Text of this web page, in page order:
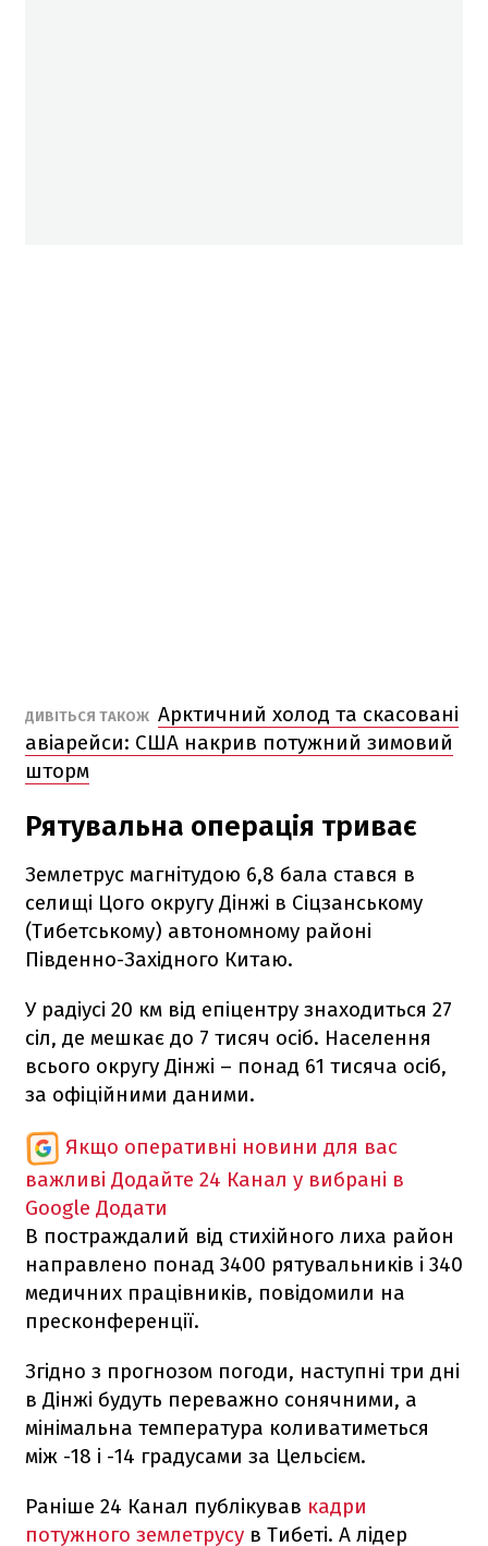
ДИВІТЬСЯ ТАКОЖ Арктичний холод та скасовані
авіарейси: США накрив потужний зимовий
шторм
Рятувальна операція триває
Землетрус магнітудою 6,8 бала стався в
селищі Цого округу Дінжі в Сіцзанському
(Тибетському) автономному районі
Південно-Західного Китаю.
У радіусі 20 км від епіцентру знаходиться 27
сіл, де мешкає до 7 тисяч осіб. Населення
всього округу Дінжі – понад 61 тисяча осіб,
за офіційними даними.
Якщо оперативні новини для вас
важливі Додайте 24 Канал у вибрані в
Google Додати
В постраждалий від стихійного лиха район
направлено понад 3400 рятувальників і 340
медичних працівників, повідомили на
пресконференції.
Згідно з прогнозом погоди, наступні три дні
в Дінжі будуть переважно сонячними, а
мінімальна температура коливатиметься
між -18 і -14 градусами за Цельсієм.
Раніше 24 Канал публікував кадри
потужного землетрусу в Тибеті. А лідер